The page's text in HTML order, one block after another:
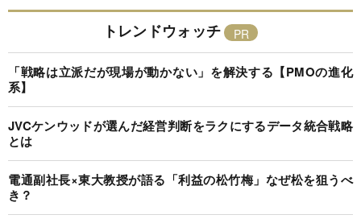
トレンドウォッチ
「戦略は立派だが現場が動かない」を解決する【PMOの進化
系】
JVCケンウッドが選んだ経営判断をラクにするデータ統合戦略
とは
電通副社長×東大教授が語る「利益の松竹梅」なぜ松を狙うべ
き？